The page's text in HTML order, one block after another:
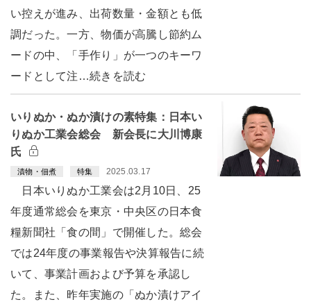
い控えが進み、出荷数量・金額とも低
調だった。一方、物価が高騰し節約ム
ードの中、「手作り」が一つのキーワ
ードとして注…続きを読む
いりぬか・ぬか漬けの素特集：日本い
りぬか工業会総会 新会長に大川博康
氏
漬物・佃煮 特集 2025.03.17
日本いりぬか工業会は2月10日、25
年度通常総会を東京・中央区の日本食
糧新聞社「食の間」で開催した。総会
では24年度の事業報告や決算報告に続
いて、事業計画および予算を承認し
た。また、昨年実施の「ぬか漬けアイ